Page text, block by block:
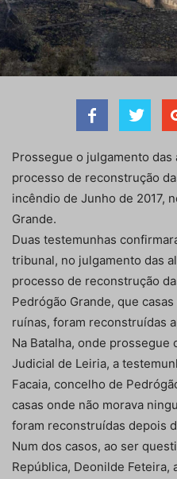
Prossegue o julgamento
processo de reconstrução
incêndio de Junho de 2017,
Grande.
Duas testemunhas
tribunal, no julgamento das
processo de reconstrução
Pedrógão Grande, que
ruínas, foram reconstruídas
Na Batalha, onde prossegue
Judicial de Leiria, a
Facaia, concelho de
casas onde não morava
foram reconstruídas depois
Num dos casos, ao ser
República, Deonilde Feteira,